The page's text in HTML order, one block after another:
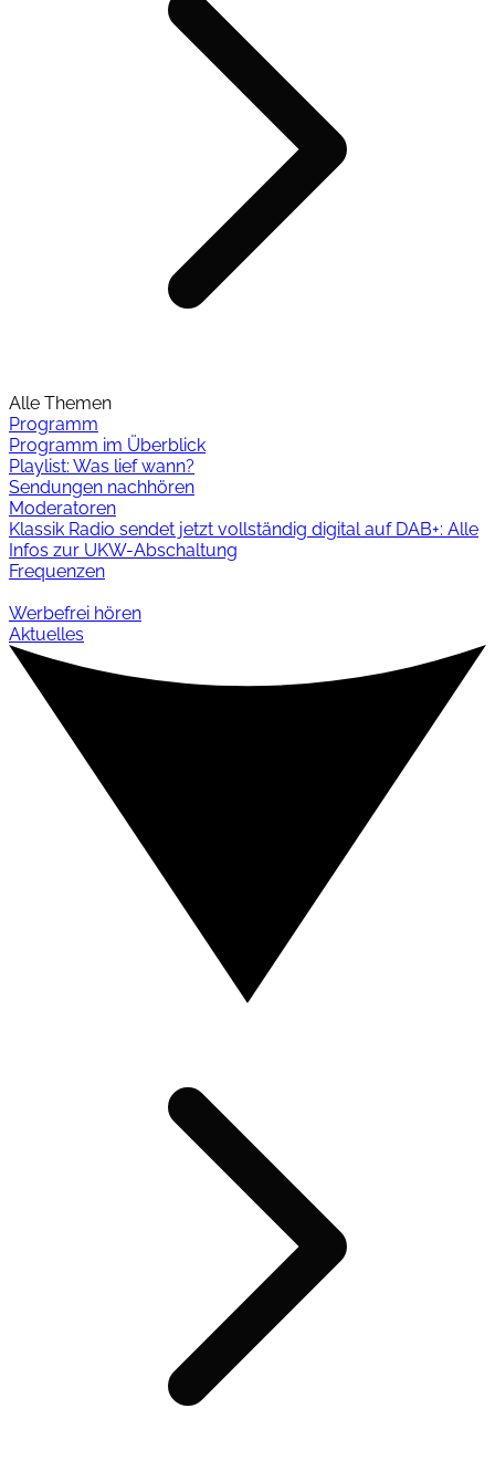
Alle Themen
Programm
Programm im Überblick
Playlist: Was lief wann?
Sendungen nachhören
Moderatoren
Klassik Radio sendet jetzt vollständig digital auf DAB+: Alle
Infos zur UKW-Abschaltung
Frequenzen
Werbefrei hören
Aktuelles